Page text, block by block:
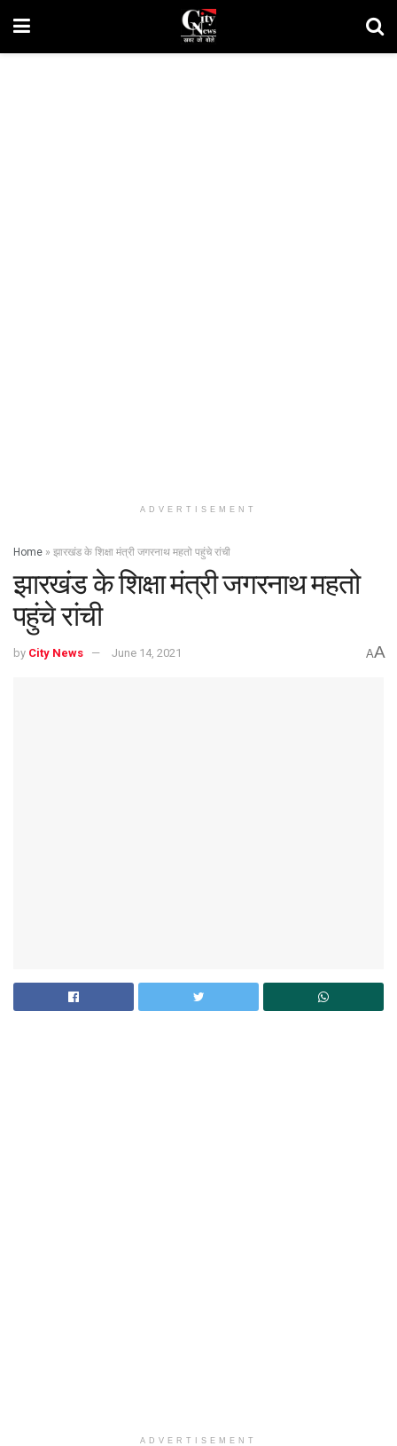
ADVERTISEMENT
Home » झारखंड के शिक्षा मंत्री जगरनाथ महतो पहुंचे रांची
झारखंड के शिक्षा मंत्री जगरनाथ महतो
पहुंचे रांची
by City News June 14, 2021 AA
ADVERTISEMENT